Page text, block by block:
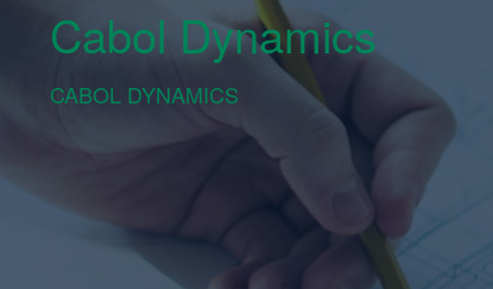
Cabol Dynamics
CABOL DYNAMICS